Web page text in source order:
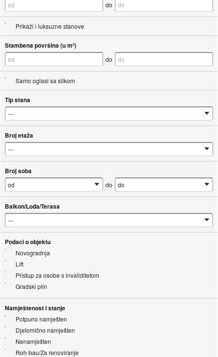
do
Prikaži i luksuzne stanove
Stambena površina (u m²)
do
Samo oglasi sa slikom
Tip stana
Broj etaža
Broj soba
do
Balkon/Lođa/Terasa
Podaci o objektu
Novogradnja
Lift
Pristup za osobe s invaliditetom
Gradski plin
Namještenost i stanje
Potpuno namješten
Djelomično namješten
Nenamješten
Roh-bau/Za renoviranje